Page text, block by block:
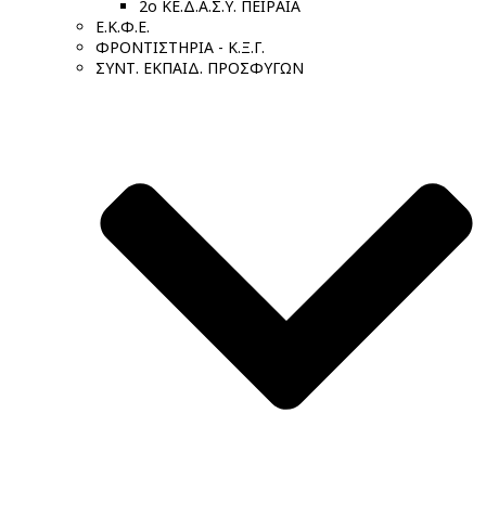
2ο ΚΕ.Δ.Α.Σ.Υ. ΠΕΙΡΑΙΑ
Ε.Κ.Φ.Ε.
ΦΡΟΝΤΙΣΤΗΡΙΑ - Κ.Ξ.Γ.
ΣΥΝΤ. ΕΚΠΑΙΔ. ΠΡΟΣΦΥΓΩΝ